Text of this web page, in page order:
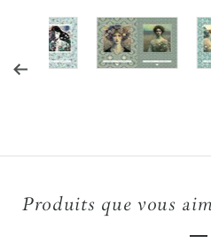
Produits que vous